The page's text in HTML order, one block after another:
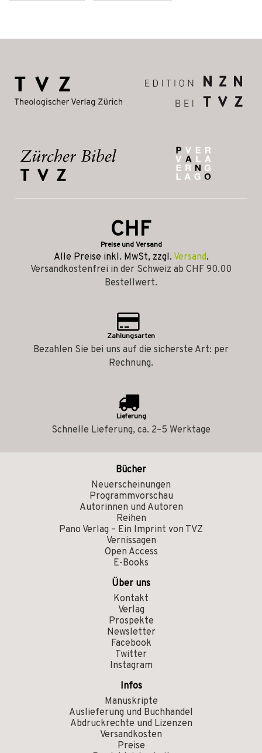
CHF
Preise und Versand
Alle Preise inkl. MwSt, zzgl. Versand.
Versandkostenfrei in der Schweiz ab CHF 90.00
Bestellwert.
Zahlungsarten
Bezahlen Sie bei uns auf die sicherste Art: per
Rechnung.
Lieferung
Schnelle Lieferung, ca. 2–5 Werktage
Bücher
Neuerscheinungen
Programmvorschau
Autorinnen und Autoren
Reihen
Pano Verlag – Ein Imprint von TVZ
Vernissagen
Open Access
E-Books
Über uns
Kontakt
Verlag
Prospekte
Newsletter
Facebook
Twitter
Instagram
Infos
Manuskripte
Auslieferung und Buchhandel
Abdruckrechte und Lizenzen
Versandkosten
Preise